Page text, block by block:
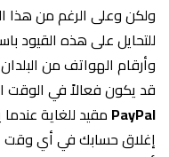
ولكن وعلى الرغم من هذا
للتحايل على هذه القيود
وأرقام الهواتف من
قد يكون فعالاً في الوقت
PayPalمقيد للغاية عندما
إغلاق حسابك في أي